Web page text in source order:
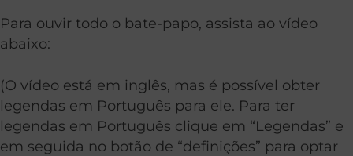
Para ouvir todo o bate-papo, assista ao vídeo
abaixo:
(O vídeo está em inglês, mas é possível obter
legendas em Português para ele. Para ter
legendas em Português clique em “Legendas” e
em seguida no botão de “definições” para optar